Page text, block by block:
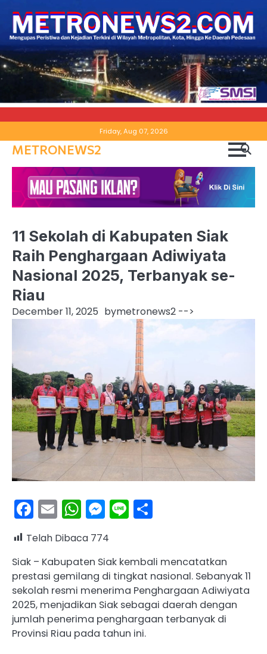
to
content
Friday, Aug 07, 2026
METRONEWS2
11 Sekolah di Kabupaten Siak
Raih Penghargaan Adiwiyata
Nasional 2025, Terbanyak se-
Riau
December 11, 2025 bymetronews2 -->
Facebook
EmailWhatsApp
Messenger
Line
Telah Dibaca 774
Siak – Kabupaten Siak kembali mencatatkan
prestasi gemilang di tingkat nasional. Sebanyak 11
sekolah resmi menerima Penghargaan Adiwiyata
2025, menjadikan Siak sebagai daerah dengan
jumlah penerima penghargaan terbanyak di
Provinsi Riau pada tahun ini.